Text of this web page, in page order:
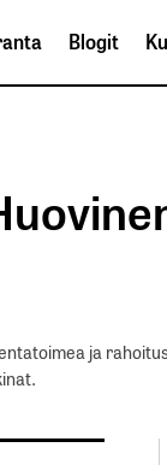
Blogit
ja